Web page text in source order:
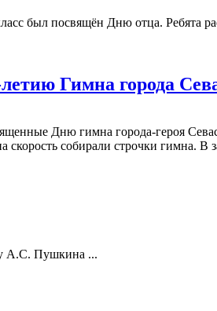
был посвящён Дню отца. Ребята
Гимна города
Дню гимна города-героя
собирали строчки гимна. В
А.С. Пушкина ...